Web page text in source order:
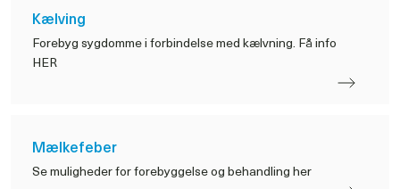
Kælving
Forebyg sygdomme i forbindelse med kælvning. Få info
HER
Mælkefeber
Se muligheder for forebyggelse og behandling her